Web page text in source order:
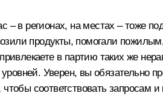
– в регионах, на местах – тоже
продукты, помогали
в партию таких же
Уверен, вы обязательно
чтобы соответствовать запросам